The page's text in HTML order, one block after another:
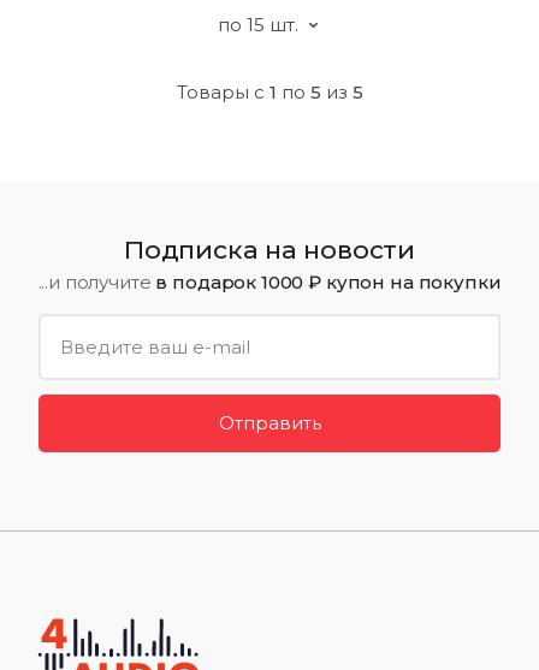
Товары с 1 по 5 из 5
Подписка на новости
...и получите в подарок 1000 ₽ купон на покупки
Отправить